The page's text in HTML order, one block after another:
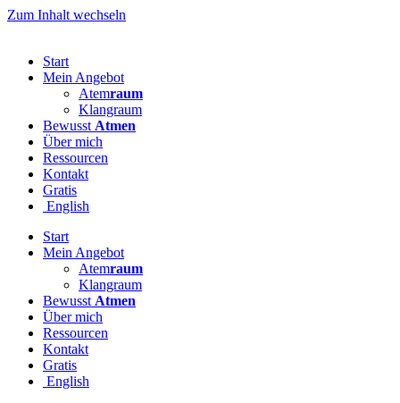
Zum Inhalt wechseln
Start
Mein Angebot
Atemraum
Klangraum
Bewusst Atmen
Über mich
Ressourcen
Kontakt
Gratis
English
Start
Mein Angebot
Atemraum
Klangraum
Bewusst Atmen
Über mich
Ressourcen
Kontakt
Gratis
English